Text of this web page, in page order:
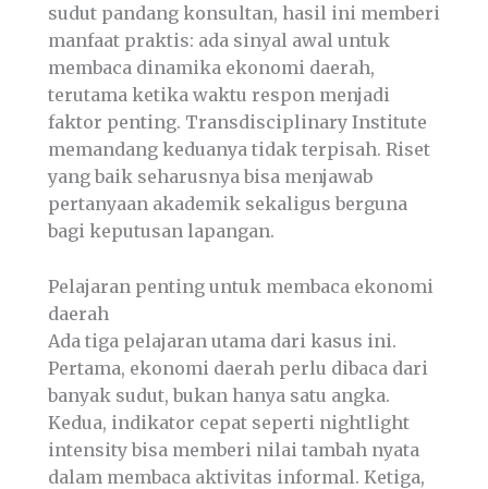
sudut pandang konsultan, hasil ini memberi
manfaat praktis: ada sinyal awal untuk
membaca dinamika ekonomi daerah,
terutama ketika waktu respon menjadi
faktor penting. Transdisciplinary Institute
memandang keduanya tidak terpisah. Riset
yang baik seharusnya bisa menjawab
pertanyaan akademik sekaligus berguna
bagi keputusan lapangan.
Pelajaran penting untuk membaca ekonomi
daerah
Ada tiga pelajaran utama dari kasus ini.
Pertama, ekonomi daerah perlu dibaca dari
banyak sudut, bukan hanya satu angka.
Kedua, indikator cepat seperti nightlight
intensity bisa memberi nilai tambah nyata
dalam membaca aktivitas informal. Ketiga,